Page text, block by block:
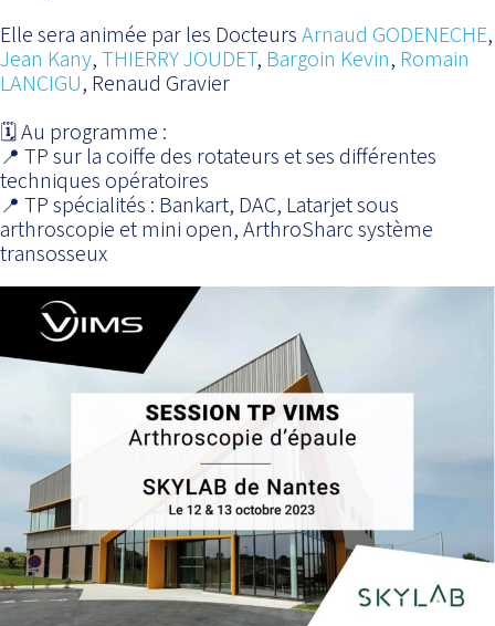
Elle sera animée par les DocteursArnaud GODENECHE,
Jean Kany,THIERRY JOUDET, Bargoin Kevin, Romain
LANCIGU, Renaud Gravier
🗓 Au programme :
📍 TP sur la coiffe des rotateurs et ses différentes
techniques opératoires
📍 TP spécialités : Bankart, DAC, Latarjet sous
arthroscopie et mini open, ArthroSharc système
transosseux